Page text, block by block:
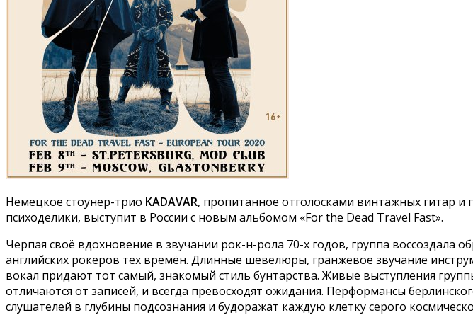
Немецкое стоунер-трио KADAVAR, пропитанное отголосками винтажных гитар и
психоделики, выступит в России с новым альбомом «For the Dead Travel Fast».
Черпая своё вдохновение в звучании рок-н-рола 70-х годов, группа воссоздала
английских рокеров тех времён. Длинные шевелюры, гранжевое звучание
вокал придают тот самый, знакомый стиль бунтарства. Живые выступления
отличаются от записей, и всегда превосходят ожидания. Перформансы
слушателей в глубины подсознания и будоражат каждую клетку серого